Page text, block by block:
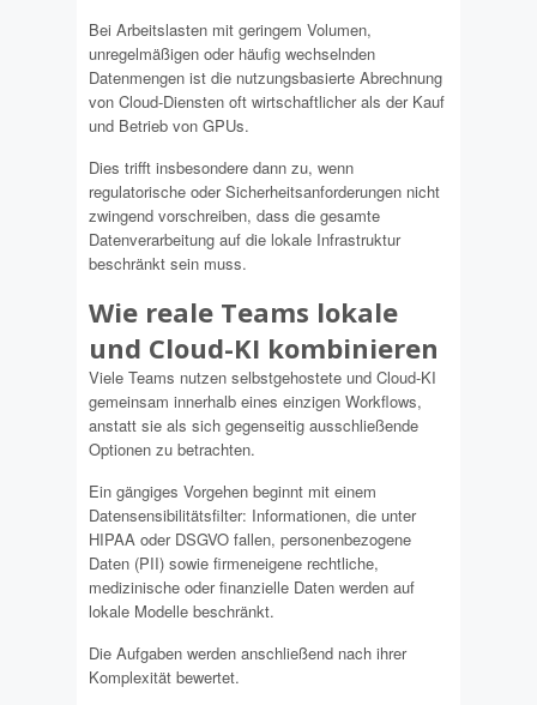
Bei Arbeitslasten mit geringem Volumen,
unregelmäßigen oder häufig wechselnden
Datenmengen ist die nutzungsbasierte Abrechnung
von Cloud-Diensten oft wirtschaftlicher als der Kauf
und Betrieb von GPUs.
Dies trifft insbesondere dann zu, wenn
regulatorische oder Sicherheitsanforderungen nicht
zwingend vorschreiben, dass die gesamte
Datenverarbeitung auf die lokale Infrastruktur
beschränkt sein muss.
Wie reale Teams lokale
und Cloud-KI kombinieren
Viele Teams nutzen selbstgehostete und Cloud-KI
gemeinsam innerhalb eines einzigen Workflows,
anstatt sie als sich gegenseitig ausschließende
Optionen zu betrachten.
Ein gängiges Vorgehen beginnt mit einem
Datensensibilitätsfilter: Informationen, die unter
HIPAA oder DSGVO fallen, personenbezogene
Daten (PII) sowie firmeneigene rechtliche,
medizinische oder finanzielle Daten werden auf
lokale Modelle beschränkt.
Die Aufgaben werden anschließend nach ihrer
Komplexität bewertet.